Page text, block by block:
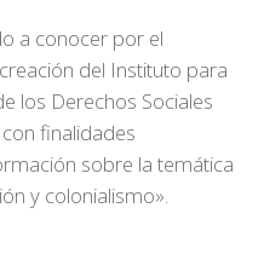
a conocer por el
del Instituto para
los Derechos Sociales
finalidades
sobre la temática
y colonialismo».